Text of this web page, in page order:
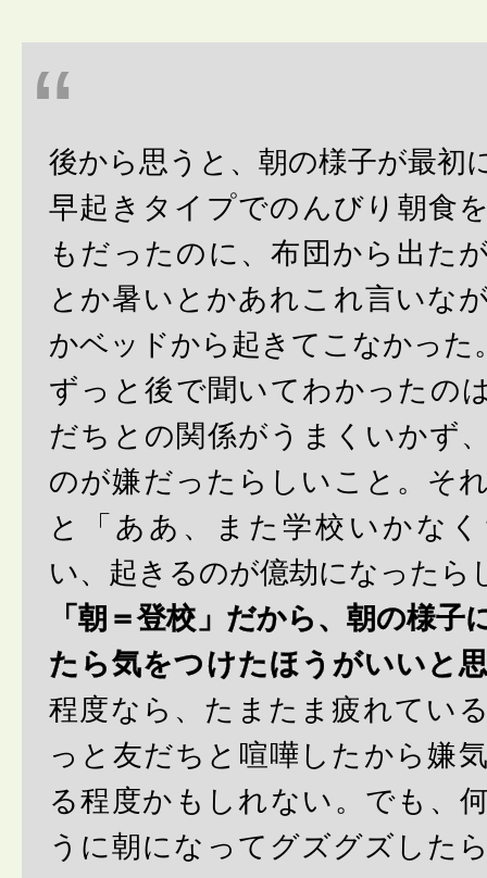
後から思うと、朝の様子が最初
早起きタイプでのんびり朝食
もだったのに、布団から出た
とか暑いとかあれこれ言いな
かベッドから起きてこなかった
ずっと後で聞いてわかったの
だちとの関係がうまくいかず
のが嫌だったらしいこと。そ
と「ああ、また学校いかな
い、起きるのが億劫になったら
「朝＝登校」だから、朝の様子
たら気をつけたほうがいいと
程度なら、たまたま疲れてい
っと友だちと喧嘩したから嫌
る程度かもしれない。でも、
うに朝になってグズグズした